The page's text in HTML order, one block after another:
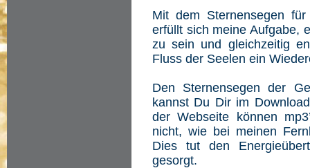
Mit dem Sternensegen
erfüllt sich meine Aufgabe,
zu sein und gleichzeitig
Fluss der Seelen ein
Den Sternensegen der
kannst Du Dir im
der Webseite können
nicht, wie bei meinen
Dies tut den
gesorgt.